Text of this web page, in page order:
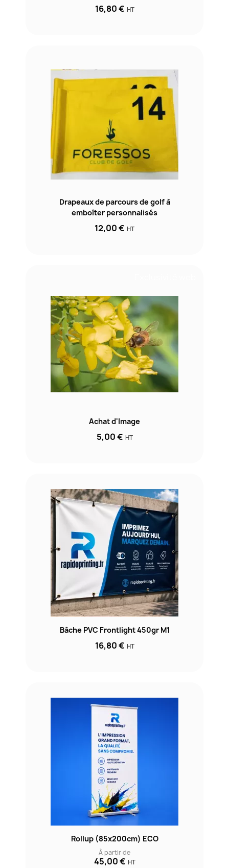
16,80 € HT
Drapeaux de parcours de golf à
emboîter personnalisés
12,00 € HT
Achat d'Image
5,00 € HT
Bâche PVC Frontlight 450gr M1
16,80 € HT
Rollup (85x200cm) ECO
À partir de
45,00 € HT